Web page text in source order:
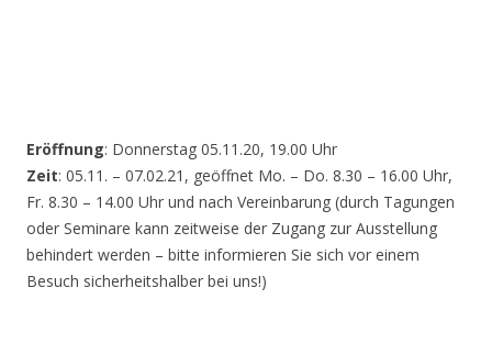
Eröffnung: Donnerstag 05.11.20, 19.00 Uhr
Zeit: 05.11. – 07.02.21, geöffnet Mo. – Do. 8.30 – 16.00 Uhr,
Fr. 8.30 – 14.00 Uhr und nach Vereinbarung (durch Tagungen
oder Seminare kann zeitweise der Zugang zur Ausstellung
behindert werden – bitte informieren Sie sich vor einem
Besuch sicherheitshalber bei uns!)